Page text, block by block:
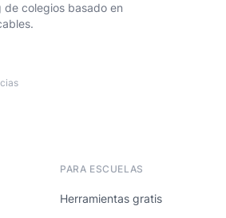
colegios basado en
PARA ESCUELAS
Herramientas gratis